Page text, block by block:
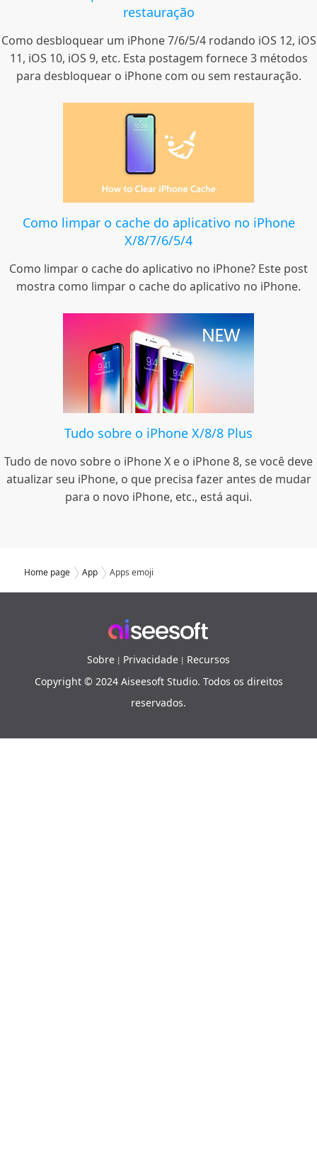
restauração
Como desbloquear um iPhone 7/6/5/4 rodando iOS 12, iOS
11, iOS 10, iOS 9, etc. Esta postagem fornece 3 métodos
para desbloquear o iPhone com ou sem restauração.
Como limpar o cache do aplicativo no iPhone
X/8/7/6/5/4
Como limpar o cache do aplicativo no iPhone? Este post
mostra como limpar o cache do aplicativo no iPhone.
Tudo sobre o iPhone X/8/8 Plus
Tudo de novo sobre o iPhone X e o iPhone 8, se você deve
atualizar seu iPhone, o que precisa fazer antes de mudar
para o novo iPhone, etc., está aqui.
Home page App Apps emoji
Sobre | Privacidade | Recursos
Copyright © 2024 Aiseesoft Studio. Todos os direitos
reservados.